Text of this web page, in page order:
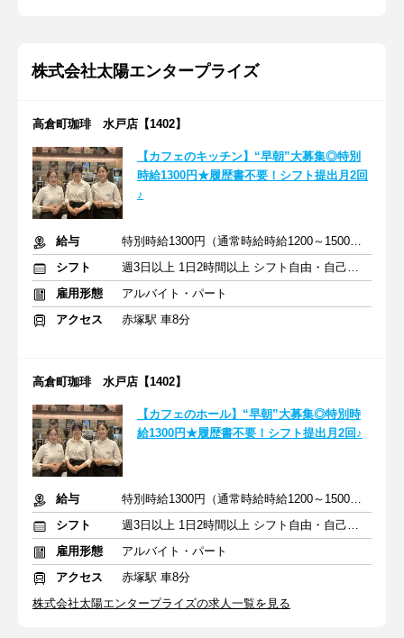
株式会社太陽エンタープライズ
高倉町珈琲 水戸店【1402】
【カフェのキッチン】“早朝”大募集◎特別
時給1300円★履歴書不要！シフト提出月2回
♪
給与
特別時給1300円（通常時給時給1200～1500円）＋交通費支給
シフト
週3日以上 1日2時間以上 シフト自由・自己申告
雇用形態
アルバイト・パート
アクセス
赤塚駅 車8分
高倉町珈琲 水戸店【1402】
【カフェのホール】“早朝”大募集◎特別時
給1300円★履歴書不要！シフト提出月2回♪
給与
特別時給1300円（通常時給時給1200～1500円）＋交通費支給
シフト
週3日以上 1日2時間以上 シフト自由・自己申告
雇用形態
アルバイト・パート
アクセス
赤塚駅 車8分
株式会社太陽エンタープライズの求人一覧を見る